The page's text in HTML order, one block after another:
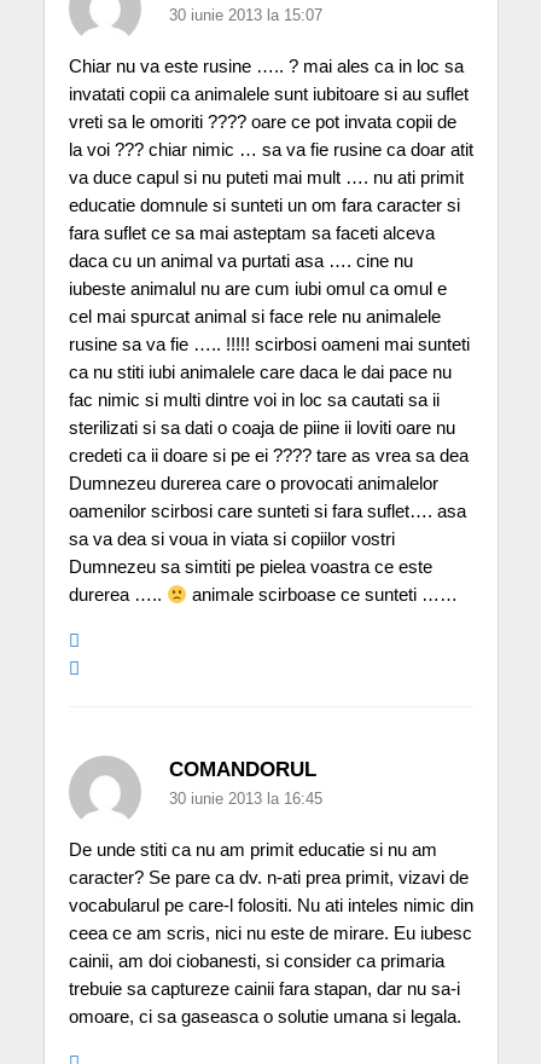
30 iunie 2013 la 15:07
Chiar nu va este rusine ….. ? mai ales ca in loc sa
invatati copii ca animalele sunt iubitoare si au suflet
vreti sa le omoriti ???? oare ce pot invata copii de
la voi ??? chiar nimic … sa va fie rusine ca doar atit
va duce capul si nu puteti mai mult …. nu ati primit
educatie domnule si sunteti un om fara caracter si
fara suflet ce sa mai asteptam sa faceti alceva
daca cu un animal va purtati asa …. cine nu
iubeste animalul nu are cum iubi omul ca omul e
cel mai spurcat animal si face rele nu animalele
rusine sa va fie ….. !!!!! scirbosi oameni mai sunteti
ca nu stiti iubi animalele care daca le dai pace nu
fac nimic si multi dintre voi in loc sa cautati sa ii
sterilizati si sa dati o coaja de piine ii loviti oare nu
credeti ca ii doare si pe ei ???? tare as vrea sa dea
Dumnezeu durerea care o provocati animalelor
oamenilor scirbosi care sunteti si fara suflet…. asa
sa va dea si voua in viata si copiilor vostri
Dumnezeu sa simtiti pe pielea voastra ce este
durerea …..
animale scirboase ce sunteti ……
COMANDORUL
30 iunie 2013 la 16:45
De unde stiti ca nu am primit educatie si nu am
caracter? Se pare ca dv. n-ati prea primit, vizavi de
vocabularul pe care-l folositi. Nu ati inteles nimic din
ceea ce am scris, nici nu este de mirare. Eu iubesc
cainii, am doi ciobanesti, si consider ca primaria
trebuie sa captureze cainii fara stapan, dar nu sa-i
omoare, ci sa gaseasca o solutie umana si legala.